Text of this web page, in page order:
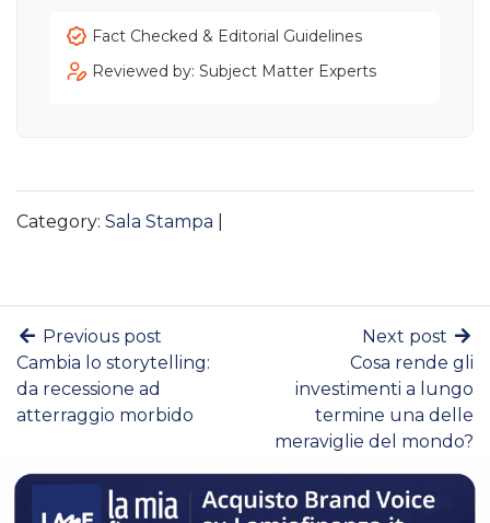
Fact Checked & Editorial Guidelines
Reviewed by: Subject Matter Experts
Category: Sala Stampa
Previous post
Cambia lo storytelling:
da recessione ad
atterraggio morbido
Next post
Cosa rende gli
investimenti a lungo
termine una delle
meraviglie del mondo?